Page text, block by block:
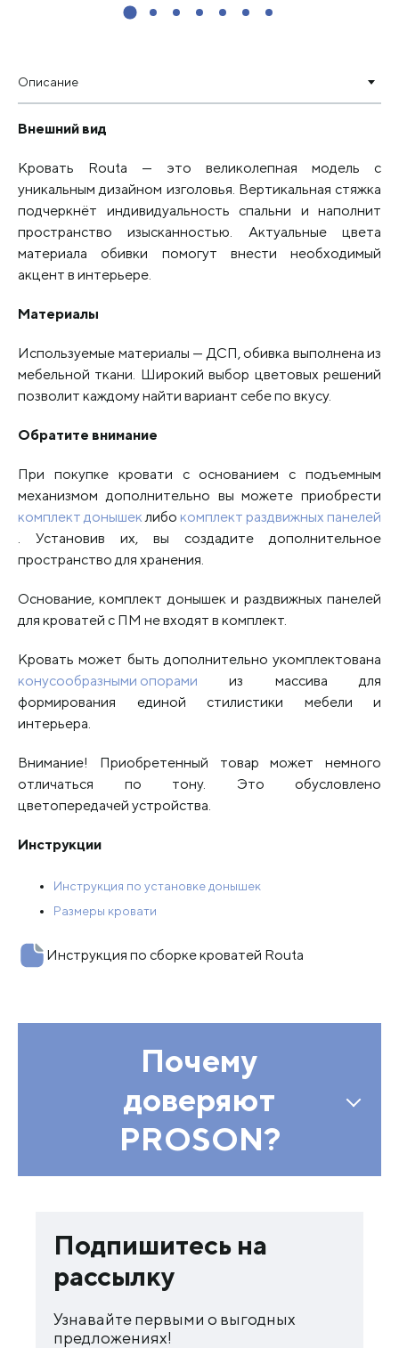
Описание
Внешний вид
Кровать Routa — это великолепная модель с
уникальным дизайном изголовья. Вертикальная стяжка
подчеркнёт индивидуальность спальни и наполнит
пространство изысканностью. Актуальные цвета
материала обивки помогут внести необходимый
акцент в интерьере.
Материалы
Используемые материалы — ДСП, обивка выполнена из
мебельной ткани. Широкий выбор цветовых решений
позволит каждому найти вариант себе по вкусу.
Обратите внимание
При покупке кровати с основанием с подъемным
механизмом дополнительно вы можете приобрести
комплект донышек либо комплект раздвижных панелей
. Установив их, вы создадите дополнительное
пространство для хранения.
Основание, комплект донышек и раздвижных панелей
для кроватей с ПМ не входят в комплект.
Кровать может быть дополнительно укомплектована
конусообразными опорами из массива для
формирования единой стилистики мебели и
интерьера.
Внимание! Приобретенный товар может немного
отличаться по тону. Это обусловлено
цветопередачей устройства.
Инструкции
Инструкция по установке донышек
Размеры кровати
Инструкция по сборке кроватей Routa
Почему
доверяют
PROSON?
Подпишитесь на
рассылку
Узнавайте первыми о выгодных
предложениях!